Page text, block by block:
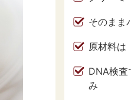
そのまま
原材料は
DNA検査
み